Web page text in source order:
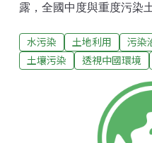
露，全國中度與重度污染
在經濟發達地區和魚米之
水污染 土地利用 污染
土壤污染
透視中國環境